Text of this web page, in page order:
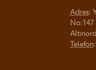
Adres:
No:147
Telefon: